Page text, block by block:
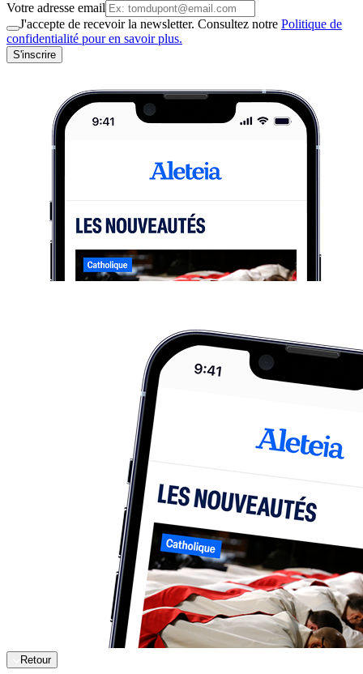
Votre adresse email
J'accepte de recevoir la newsletter. Consultez notre Politique de
confidentialité pour en savoir plus.
S'inscrire
Retour